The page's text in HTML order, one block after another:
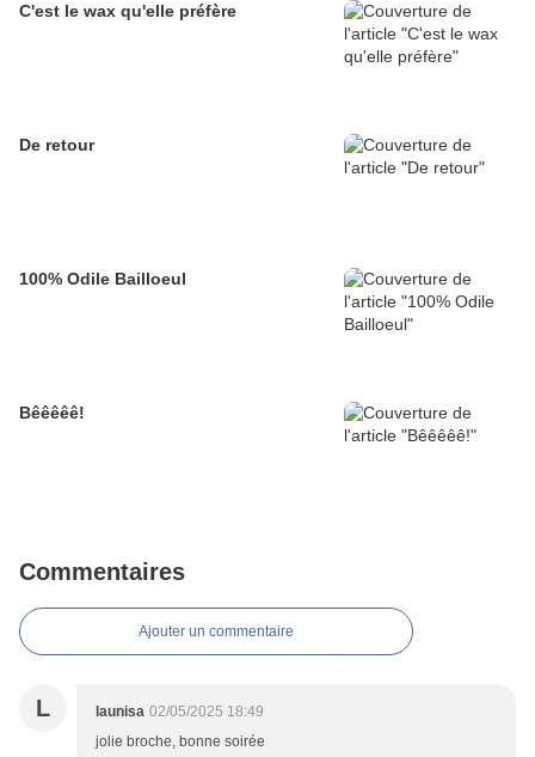
C'est le wax qu'elle préfère
De retour
100% Odile Bailloeul
Bêêêêê!
Commentaires
Ajouter un commentaire
L launisa 02/05/2025 18:49
jolie broche, bonne soirée